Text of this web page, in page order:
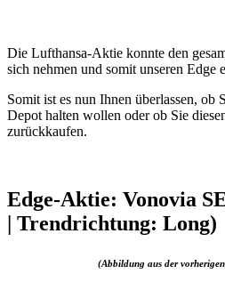
Die Lufthansa-Aktie konnte den
sich nehmen und somit unseren Edge
Somit ist es nun Ihnen überlassen, ob
Depot halten wollen oder ob Sie
zurückkaufen.
Edge-Aktie: Vonovia
| Trendrichtung: Long)
(Abbildung aus der